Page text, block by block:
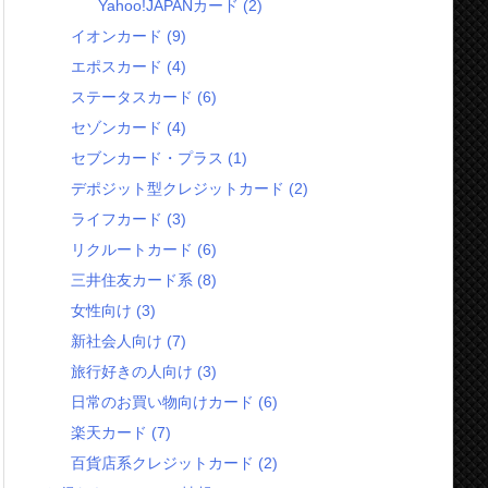
Yahoo!JAPANカード (2)
イオンカード (9)
エポスカード (4)
ステータスカード (6)
セゾンカード (4)
セブンカード・プラス (1)
デポジット型クレジットカード (2)
ライフカード (3)
リクルートカード (6)
三井住友カード系 (8)
女性向け (3)
新社会人向け (7)
旅行好きの人向け (3)
日常のお買い物向けカード (6)
楽天カード (7)
百貨店系クレジットカード (2)